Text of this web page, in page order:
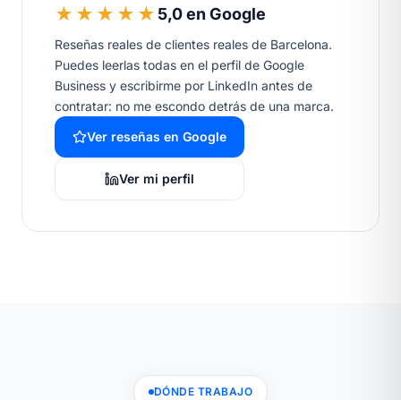
★★★★★ 5,0 en Google
Reseñas reales de clientes reales de Barcelona.
Puedes leerlas todas en el perfil de Google
Business y escribirme por LinkedIn antes de
contratar: no me escondo detrás de una marca.
Ver reseñas en Google
Ver mi perfil
DÓNDE TRABAJO